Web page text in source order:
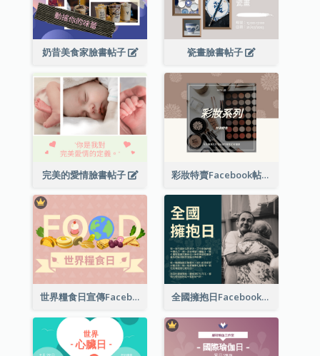
奶昔美食家臉書帖子 瓷畫臉書帖子
完美的愛情臉書帖子 彩妝特賣Facebook帖子
世界糧食日宣傳Facebook帖子 全國擁抱日Facebook帖子